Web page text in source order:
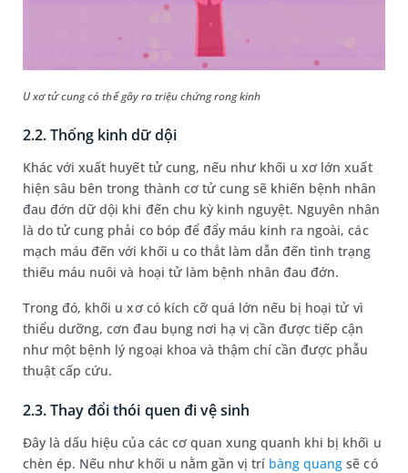
U xơ tử cung có thể gây ra triệu chứng rong kinh
2.2. Thống kinh dữ dội
Khác với xuất huyết tử cung, nếu như khối u xơ lớn xuất
hiện sâu bên trong thành cơ tử cung sẽ khiến bệnh nhân
đau đớn dữ dội khi đến chu kỳ kinh nguyệt. Nguyên nhân
là do tử cung phải co bóp để đẩy máu kinh ra ngoài, các
mạch máu đến với khối u co thắt làm dẫn đến tình trạng
thiếu máu nuôi và hoại tử làm bệnh nhân đau đớn.
Trong đó, khối u xơ có kích cỡ quá lớn nếu bị hoại tử vì
thiểu dưỡng, cơn đau bụng nơi hạ vị cần được tiếp cận
như một bệnh lý ngoại khoa và thậm chí cần được phẫu
thuật cấp cứu.
2.3. Thay đổi thói quen đi vệ sinh
Đây là dấu hiệu của các cơ quan xung quanh khi bị khối u
chèn ép. Nếu như khối u nằm gần vị trí bàng quang sẽ có